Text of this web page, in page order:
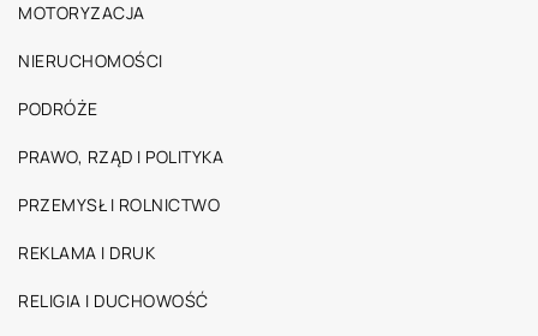
MOTORYZACJA
NIERUCHOMOŚCI
PODRÓŻE
PRAWO, RZĄD I POLITYKA
PRZEMYSŁ I ROLNICTWO
REKLAMA I DRUK
RELIGIA I DUCHOWOŚĆ